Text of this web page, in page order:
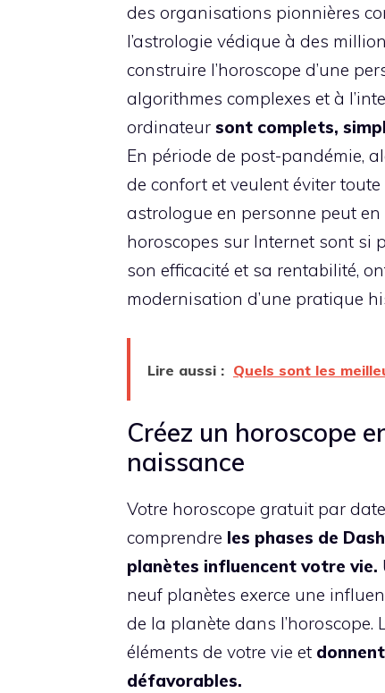
des organisations pionnières
l’astrologie védique à des
construire l’horoscope d’une
algorithmes complexes et à
ordinateur sont complets,
En période de post-pandémie,
de confort et veulent éviter
astrologue en personne peut en
horoscopes sur Internet sont si
son efficacité et sa rentabilité,
modernisation d’une pratique
Lire aussi : Quels sont les
Créez un horoscope
naissance
Votre horoscope gratuit par
comprendre les phases de
planètes influencent votre vie.
neuf planètes exerce une
de la planète dans
éléments de votre vie et
défavorables.